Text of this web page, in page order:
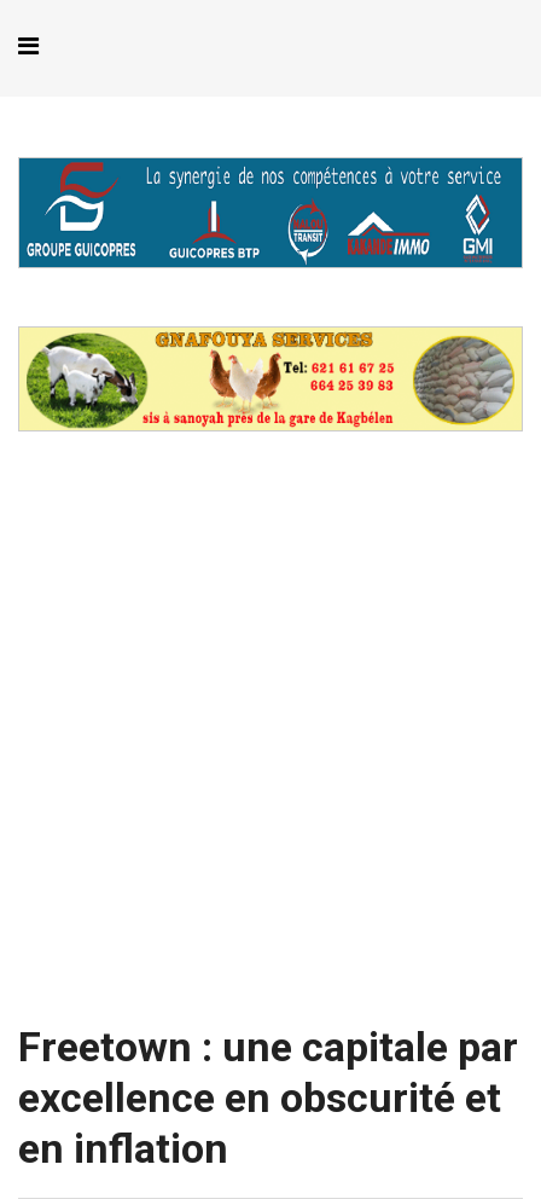
Freetown : une capitale par
excellence en obscurité et
en inflation